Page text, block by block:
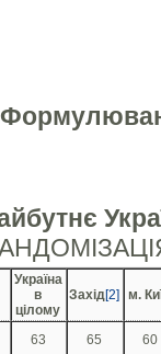
Україна
в
цілому
Захід[2] м.
63 65
60